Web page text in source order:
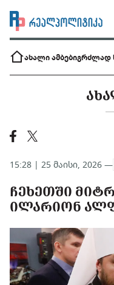
ახალი ამბებიგრძლად
15:28 | 25 მაისი, 2026 —
ᲩᲔᲮᲔᲗᲨᲘ
ᲘᲚᲐᲠᲘᲝᲜ